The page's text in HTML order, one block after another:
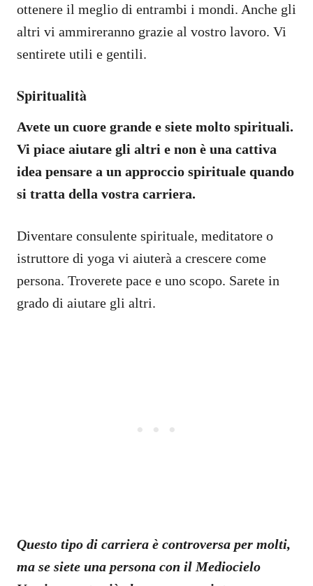
ottenere il meglio di entrambi i mondi. Anche gli
altri vi ammireranno grazie al vostro lavoro. Vi
sentirete utili e gentili.
Spiritualità
Avete un cuore grande e siete molto spirituali.
Vi piace aiutare gli altri e non è una cattiva
idea pensare a un approccio spirituale quando
si tratta della vostra carriera.
Diventare consulente spirituale, meditatore o
istruttore di yoga vi aiuterà a crescere come
persona. Troverete pace e uno scopo. Sarete in
grado di aiutare gli altri.
Questo tipo di carriera è controversa per molti,
ma se siete una persona con il Mediocielo